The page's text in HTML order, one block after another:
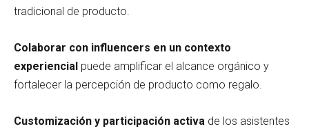
tradicional de producto.
Colaborar con influencers en un contexto
experiencial puede amplificar el alcance orgánico y
fortalecer la percepción de producto como regalo.
Customización y participación activa de los asistentes